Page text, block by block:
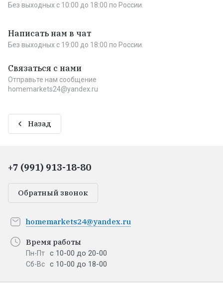
Без выходных c 10:00 до 18:00 по России.
Написать нам в чат
Без выходных c 19:00 до 18:00 по России.
Связаться с нами
Отправьте нам сообщение
homemarkets24@yandex.ru
Назад
+7 (991) 913-18-80
Обратный звонок
homemarkets24@yandex.ru
Время работы
Пн-Пт с 10-00 до 20-00
Сб-Вс с 10-00 до 18-00